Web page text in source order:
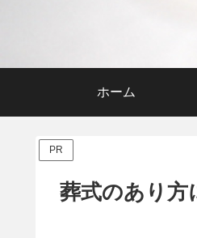
ホーム
PR
葬式のあり方